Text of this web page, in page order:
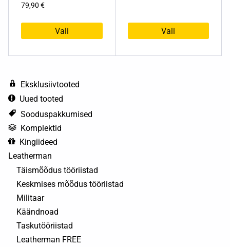
79,90 €
Vali
tootel
mitu
varianti.
saab
teha
tootelehel.
Vali
tootel
Eksklusiivtooted
Uued tooted
Sooduspakkumised
Komplektid
Kingiideed
Leatherman
Täismõõdus tööriistad
Keskmises mõõdus tööriistad
Militaar
Käändnoad
Taskutööriistad
Leatherman FREE